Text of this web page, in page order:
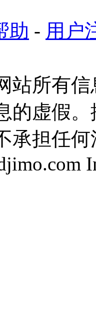
助 - 用户
站所有
的虚假
承担任